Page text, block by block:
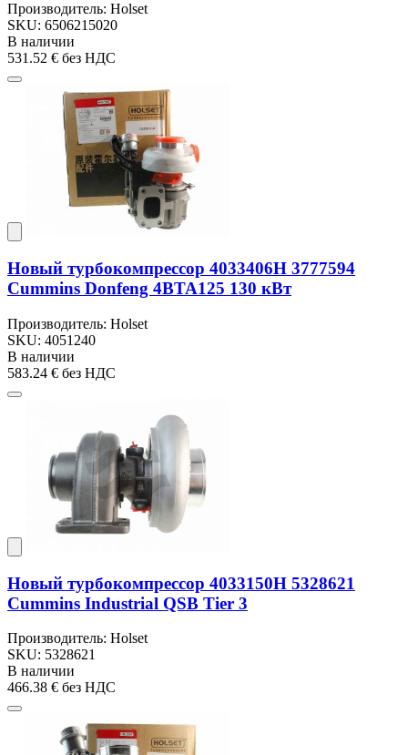
Производитель: Holset
SKU: 6506215020
В наличии
531.52 € без НДС
Новый турбокомпрессор 4033406H 3777594
Cummins Donfeng 4BTA125 130 кВт
Производитель: Holset
SKU: 4051240
В наличии
583.24 € без НДС
Новый турбокомпрессор 4033150H 5328621
Cummins Industrial QSB Tier 3
Производитель: Holset
SKU: 5328621
В наличии
466.38 € без НДС